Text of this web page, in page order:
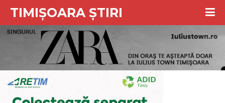
TIMIȘOARA ȘTIRI